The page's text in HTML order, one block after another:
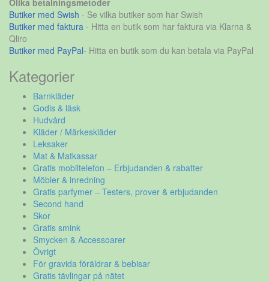
Butiker med Swish - Se vilka butiker som har Swish
Butiker med faktura - Hitta en butik som har faktura via Klarna &
Qliro
Butiker med PayPal- Hitta en butik som du kan betala via PayPal
Kategorier
Barnkläder
Godis & läsk
Hudvård
Kläder / Märkeskläder
Leksaker
Mat & Matkassar
Gratis mobiltelefon – Erbjudanden & rabatter
Möbler & inredning
Gratis parfymer – Testers, prover & erbjudanden
Second hand
Skor
Gratis smink
Smycken & Accessoarer
Övrigt
För gravida föräldrar & bebisar
Gratis tävlingar på nätet